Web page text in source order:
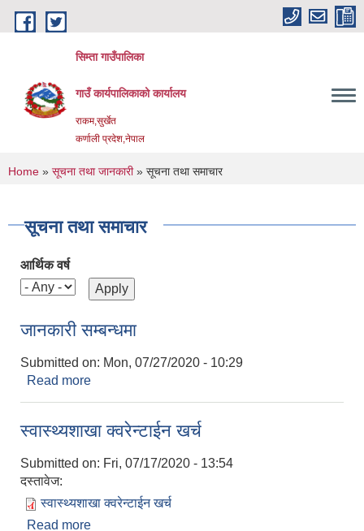
Skip to main content
सिम्ता गाउँपालिका
गाउँ कार्यपालिकाको कार्यालय
राकम,सुर्खेत
कर्णाली प्रदेश,नेपाल
You are here
Home » सूचना तथा जानकारी» सूचना तथा समाचार
सूचना तथा समाचार
आर्थिक वर्ष
जानकारी सम्बन्धमा
Submitted on: Mon, 07/27/2020 - 10:29
Read more
स्वास्थ्यशाखा क्वरेन्टाईन खर्च
Submitted on: Fri, 07/17/2020 - 13:54
दस्तावेज:
स्वास्थ्यशाखा क्वरेन्टाईन खर्च
Read more